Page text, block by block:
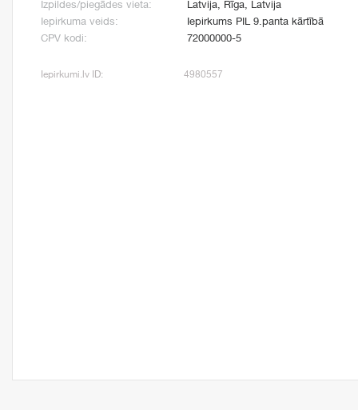
Izpildes/piegādes vieta:
Latvija, Rīga, Latvija
Iepirkuma veids:
Iepirkums PIL 9.panta kārtībā
CPV kodi:
72000000-5
Iepirkumi.lv ID: 4980557